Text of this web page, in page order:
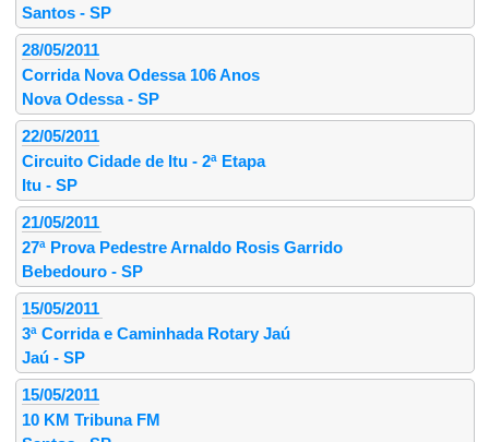
Santos - SP
28/05/2011
Corrida Nova Odessa 106 Anos
Nova Odessa - SP
22/05/2011
Circuito Cidade de Itu - 2ª Etapa
Itu - SP
21/05/2011
27ª Prova Pedestre Arnaldo Rosis Garrido
Bebedouro - SP
15/05/2011
3ª Corrida e Caminhada Rotary Jaú
Jaú - SP
15/05/2011
10 KM Tribuna FM